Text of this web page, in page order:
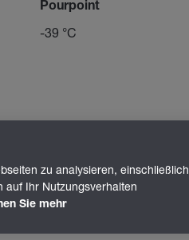
Pourpoint
-39 °C
zu analysieren, einschließlich
auf Ihr Nutzungsverhalten
Sie mehr